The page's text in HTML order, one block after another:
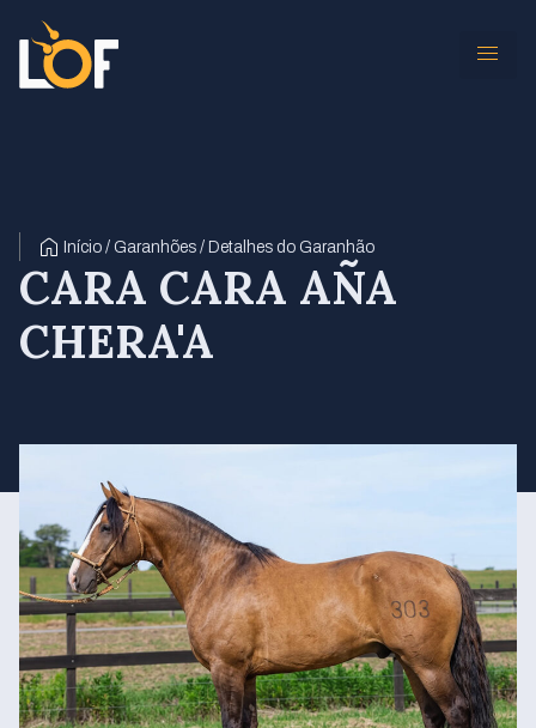
Início / Garanhões / Detalhes do Garanhão
CARA CARA AÑA
CHERA'A